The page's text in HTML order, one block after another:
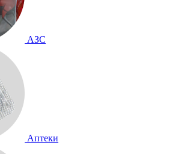
АЗС
Аптеки